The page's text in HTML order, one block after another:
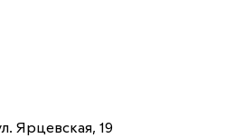
Ярцевская, 19